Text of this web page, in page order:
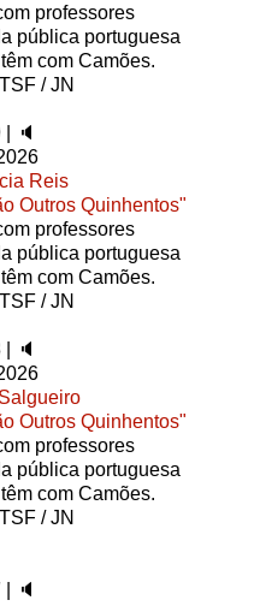
professores
pública portuguesa
com Camões.
/ JN
| 🔈
Reis
Outros Quinhentos"
professores
pública portuguesa
com Camões.
/ JN
| 🔈
Outros Quinhentos"
professores
pública portuguesa
com Camões.
/ JN
| 🔈